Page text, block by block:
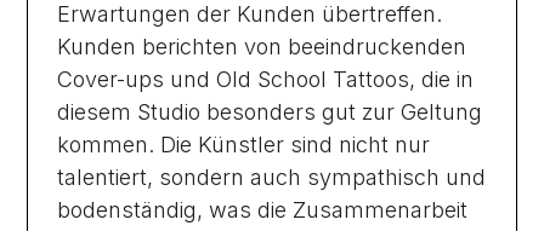
Erwartungen der Kunden übertreffen.
Kunden berichten von beeindruckenden
Cover-ups und Old School Tattoos, die in
diesem Studio besonders gut zur Geltung
kommen. Die Künstler sind nicht nur
talentiert, sondern auch sympathisch und
bodenständig, was die Zusammenarbeit